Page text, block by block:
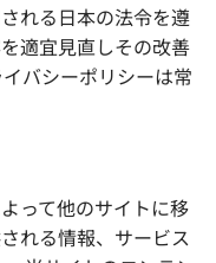
れる日本の法令を遵
適宜見直しその改善
バシーポリシーは常
って他のサイトに移
れる情報、サービス